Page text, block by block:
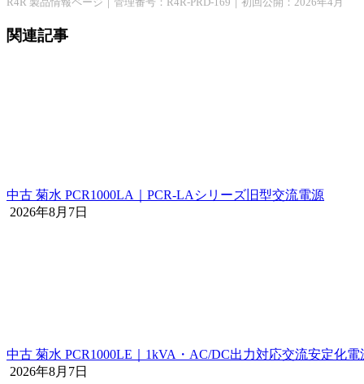
R4R 製品情報ページ｜管理番号：R4R-PRD-169｜初回公開：2026年4月
関連記事
中古 菊水 PCR1000LA｜PCR-LAシリーズ旧型交流電源
2026年8月7日
中古 菊水 PCR1000LE｜1kVA・AC/DC出力対応交流安定化電
2026年8月7日